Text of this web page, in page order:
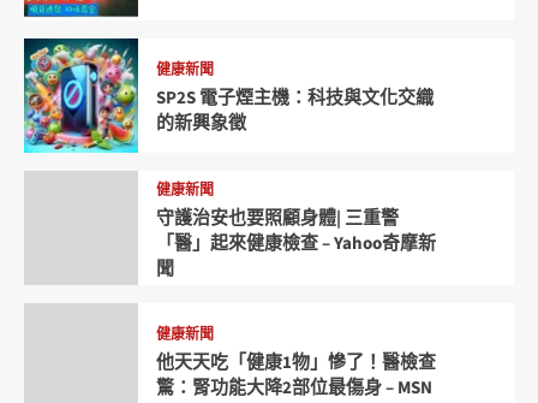
健康新聞
SP2S 電子煙主機：科技與文化交織
的新興象徵
健康新聞
守護治安也要照顧身體| 三重警
「醫」起來健康檢查 – Yahoo奇摩新
聞
健康新聞
他天天吃「健康1物」慘了！醫檢查
驚：腎功能大降2部位最傷身 – MSN